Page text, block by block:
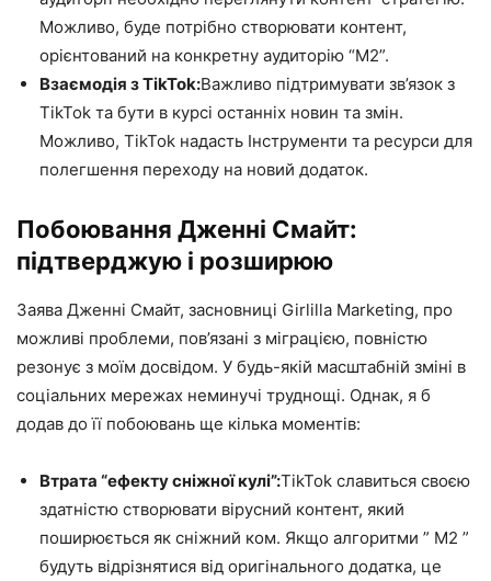
Можливо, буде потрібно створювати контент,
орієнтований на конкретну аудиторію “M2”.
Взаємодія з TikTok:Важливо підтримувати зв’язок з
TikTok та бути в курсі останніх новин та змін.
Можливо, TikTok надасть Інструменти та ресурси для
полегшення переходу на новий додаток.
Побоювання Дженні Смайт:
підтверджую і розширюю
Заява Дженні Смайт, засновниці Girlilla Marketing, про
можливі проблеми, пов’язані з міграцією, повністю
резонує з моїм досвідом. У будь-якій масштабній зміні в
соціальних мережах неминучі труднощі. Однак, я б
додав до її побоювань ще кілька моментів:
Втрата “ефекту сніжної кулі”:TikTok славиться своєю
здатністю створювати вірусний контент, який
поширюється як сніжний ком. Якщо алгоритми ” M2 ”
будуть відрізнятися від оригінального додатка, це